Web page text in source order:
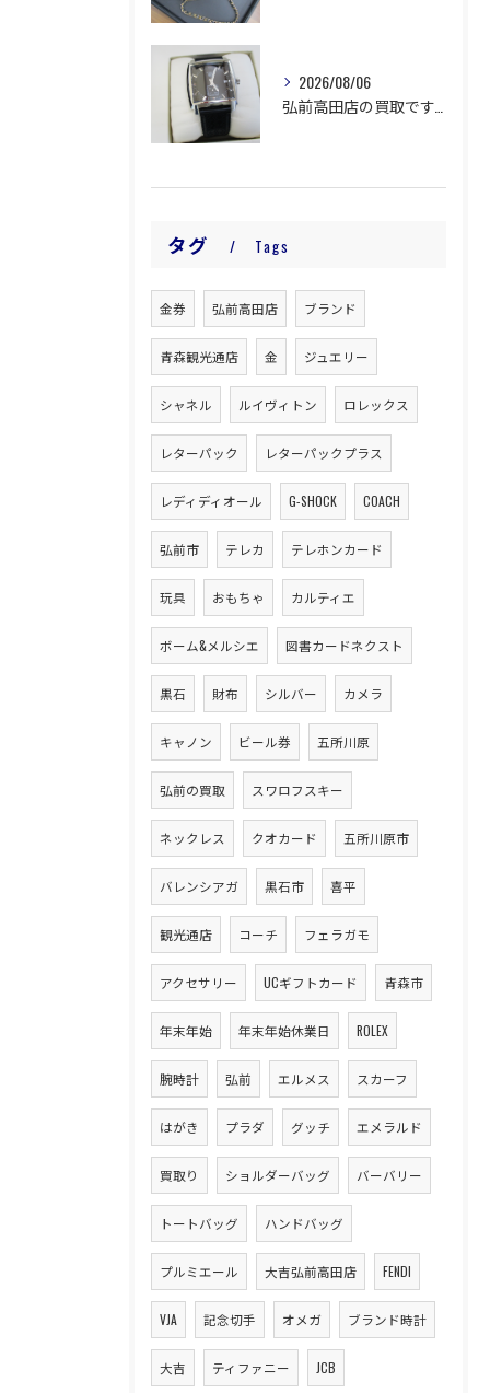
2026/08/06
タグ Tags
金券 弘前高田店 ブランド
青森観光通店 金 ジュエリー
シャネル ルイヴィトン ロレックス
レターパック レターパックプラス
レディディオール G-SHOCK COACH
弘前市 テレカ テレホンカード
玩具 おもちゃ カルティエ
ボーム&メルシエ 図書カードネクスト
黒石 財布 シルバー カメラ
キャノン ビール券 五所川原
弘前の買取 スワロフスキー
ネックレス クオカード 五所川原市
バレンシアガ 黒石市 喜平
観光通店 コーチ フェラガモ
アクセサリー UCギフトカード 青森市
年末年始 年末年始休業日 ROLEX
腕時計 弘前 エルメス スカーフ
はがき プラダ グッチ エメラルド
買取り ショルダーバッグ バーバリー
トートバッグ ハンドバッグ
プルミエール 大吉弘前高田店 FENDI
VJA 記念切手 オメガ ブランド時計
大吉 ティファニー JCB